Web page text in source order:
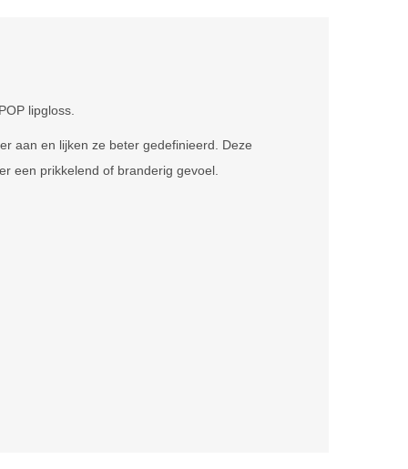
lipgloss.
aan en lijken ze beter gedefinieerd. Deze
een prikkelend of branderig gevoel.